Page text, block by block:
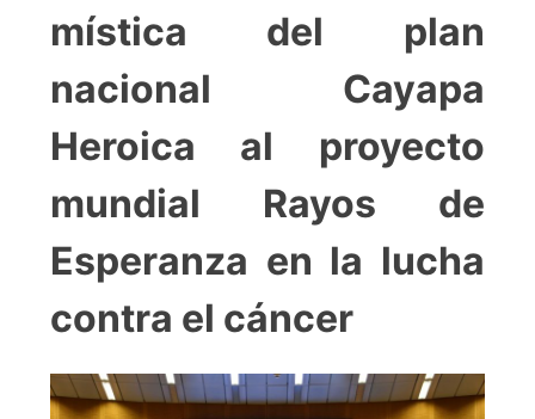
mística del plan
nacional Cayapa
Heroica al proyecto
mundial Rayos de
Esperanza en la lucha
contra el cáncer